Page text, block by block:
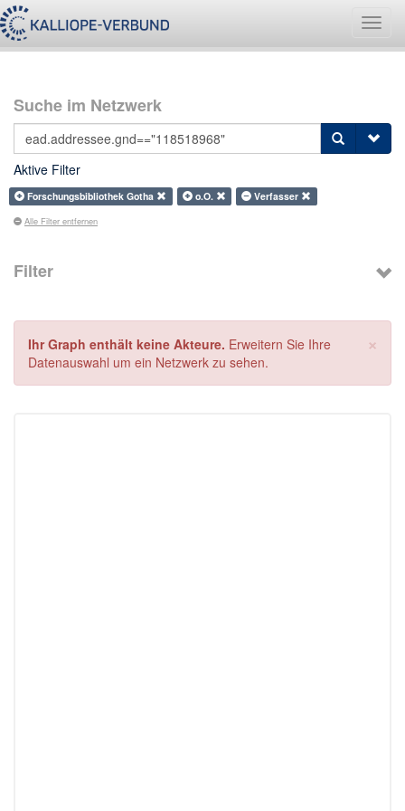
Suche im Netzwerk
Aktive Filter
Forschungsbibliothek Gotha o.O. Verfasser
Alle Filter entfernen
Filter
×
Ihr Graph enthält keine Akteure. Erweitern Sie Ihre
Datenauswahl um ein Netzwerk zu sehen.